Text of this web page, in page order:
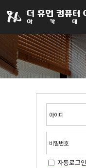
031-252-7277
아이디
비밀번호
자동로그인
아카데미소개
인사말
국비지원 무료교육